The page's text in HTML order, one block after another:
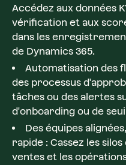
Accédez aux données
vérification et aux
dans les
de Dynamics 365.
Automatisation des
des processus
tâches ou des alertes
d'onboarding ou de
Des équipes
rapide : Cassez les
ventes et les